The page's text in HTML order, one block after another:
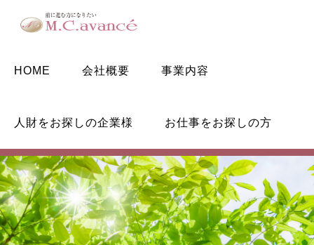
HOME 会社概要 事業内容
人財をお探しの企業様 お仕事をお探しの方